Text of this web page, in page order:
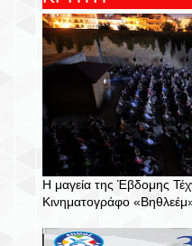
Η μαγεία της Έβδομης
Κινηματογράφο